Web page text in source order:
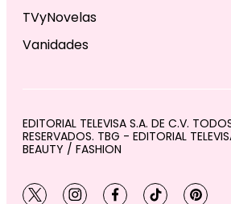
TVyNovelas
Vanidades
EDITORIAL TELEVISA S.A. DE C.V.
RESERVADOS. TBG - EDITORIAL
BEAUTY / FASHION